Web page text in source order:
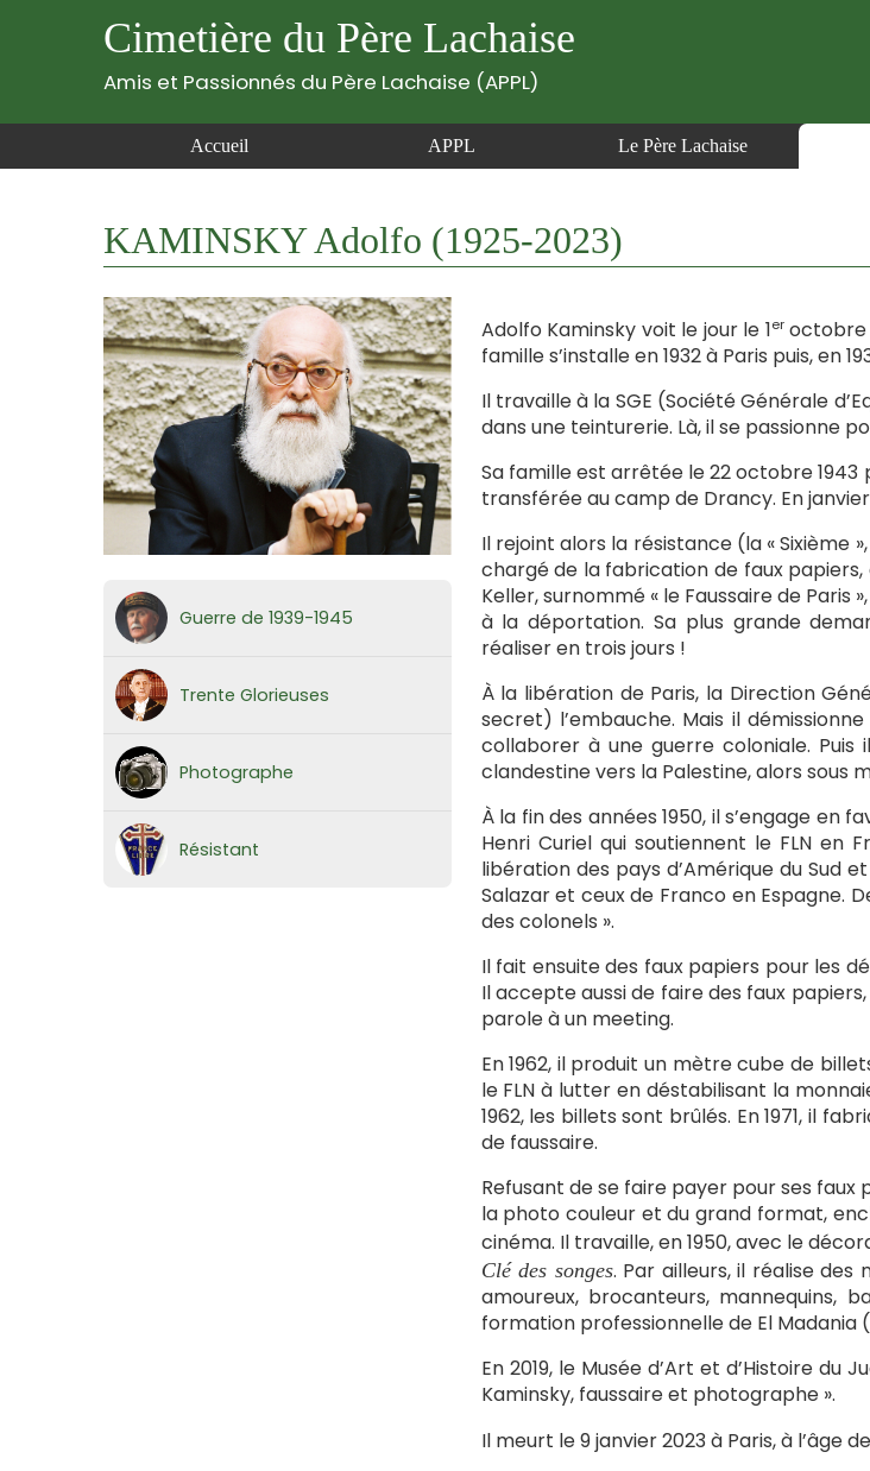
Cimetière du Père Lachaise
Amis et Passionnés du Père Lachaise (APPL)
Accueil APPL Le Père Lachaise
KAMINSKY Adolfo (1925-2023)
Guerre de 1939-1945
Trente Glorieuses
Photographe
Résistant
Adolfo Kaminsky voit le jour le 1eroctobre
famille s’installe en 1932 à Paris puis, en
Il travaille à la SGE (Société Générale
dans une teinturerie. Là, il se passionne
Sa famille est arrêtée le 22 octobre 1943
transférée au camp de Drancy. En
Il rejoint alors la résistance (la « Sixième
chargé de la fabrication de faux papiers,
Keller, surnommé « le Faussaire de
à la déportation. Sa plus grande
réaliser en trois jours !
À la libération de Paris, la Direction
secret) l’embauche. Mais il
collaborer à une guerre coloniale. Puis
clandestine vers la Palestine, alors sous
À la fin des années 1950, il s’engage en
Henri Curiel qui soutiennent le FLN en
libération des pays d’Amérique du Sud
Salazar et ceux de Franco en Espagne.
des colonels ».
Il fait ensuite des faux papiers pour les
Il accepte aussi de faire des faux
parole à un meeting.
En 1962, il produit un mètre cube de
le FLN à lutter en déstabilisant la
1962, les billets sont brûlés. En 1971, il
de faussaire.
Refusant de se faire payer pour ses
la photo couleur et du grand format,
cinéma. Il travaille, en 1950, avec le
Clé des songes. Par ailleurs, il réalise
amoureux, brocanteurs, mannequins,
formation professionnelle de El Madania
En 2019, le Musée d’Art et d’Histoire
Kaminsky, faussaire et photographe ».
Il meurt le9 janvier 2023à Paris, à l’âge